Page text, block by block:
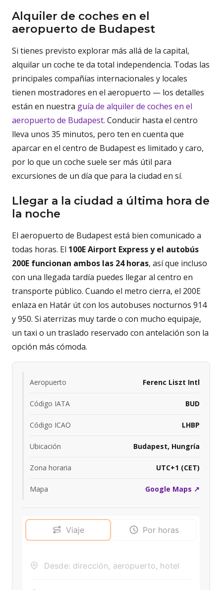
Alquiler de coches en el
aeropuerto de Budapest
Si tienes previsto explorar más allá de la capital,
alquilar un coche te da total independencia. Todas las
principales compañías internacionales y locales
tienen mostradores en el aeropuerto — los detalles
están en nuestra guía de alquiler de coches en el
aeropuerto de Budapest. Conducir hasta el centro
lleva unos 35 minutos, pero ten en cuenta que
aparcar en el centro de Budapest es limitado y caro,
por lo que un coche suele ser más útil para
excursiones de un día que para la ciudad en sí.
Llegar a la ciudad a última hora de
la noche
El aeropuerto de Budapest está bien comunicado a
todas horas. El 100E Airport Express y el autobús
200E funcionan ambos las 24 horas, así que incluso
con una llegada tardía puedes llegar al centro en
transporte público. Cuando el metro cierra, el 200E
enlaza en Határ út con los autobuses nocturnos 914
y 950. Si aterrizas muy tarde o con mucho equipaje,
un taxi o un traslado reservado con antelación son la
opción más cómoda.
Aeropuerto Ferenc Liszt Intl
Código IATA BUD
Código ICAO LHBP
Ubicación Budapest, Hungría
Zona horaria UTC+1 (CET)
Mapa Google Maps ↗